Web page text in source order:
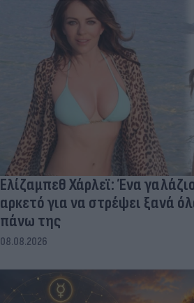
Ελίζαμπεθ Χάρλεϊ: Ένα γαλάζιο
αρκετό για να στρέψει ξανά
πάνω της
08.08.2026